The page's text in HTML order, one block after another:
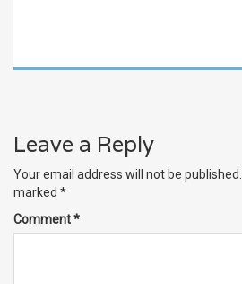
Leave a Reply
Your email address will not be published.
marked *
Comment*